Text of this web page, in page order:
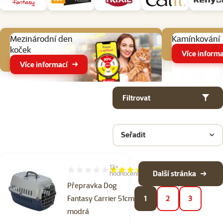
Mezinárodní den
koček
Více informací
Kamínkování
Více
Filtrovat
Seřadit
Produkty v kategorii Cestování s kočkou - přepravky, tašky
Přepravka Dog
Fantasy Carrier 51cm
modrá
Hodnocení 83%, počet hodnocení: 13
13×
hodnocení
1 2 3
Další stránka